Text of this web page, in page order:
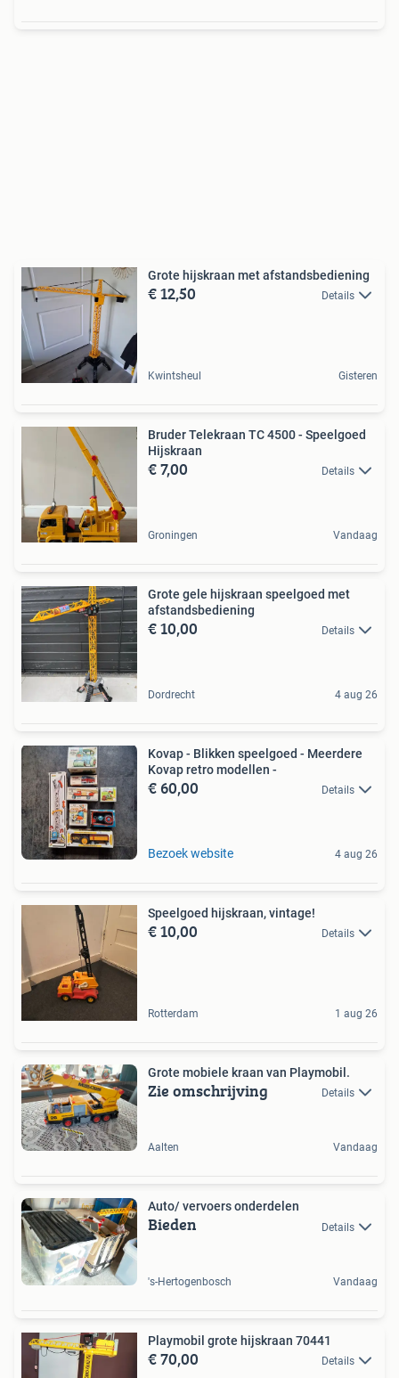
Grote hijskraan met afstandsbediening
€ 12,50 Details
Kwintsheul Gisteren
Bruder Telekraan TC 4500 - Speelgoed
Hijskraan
€ 7,00 Details
Groningen Vandaag
Grote gele hijskraan speelgoed met
afstandsbediening
€ 10,00 Details
Dordrecht 4 aug 26
Kovap - Blikken speelgoed - Meerdere
Kovap retro modellen -
€ 60,00 Details
Bezoek website 4 aug 26
Speelgoed hijskraan, vintage!
€ 10,00 Details
Rotterdam 1 aug 26
Grote mobiele kraan van Playmobil.
Zie omschrijving Details
Aalten Vandaag
Auto/ vervoers onderdelen
Bieden Details
's-Hertogenbosch Vandaag
Playmobil grote hijskraan 70441
€ 70,00 Details